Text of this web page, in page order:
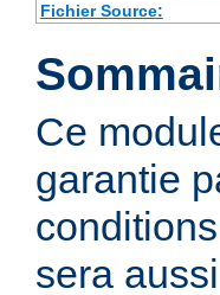
Fichier Source:
Ce
garantie
sera